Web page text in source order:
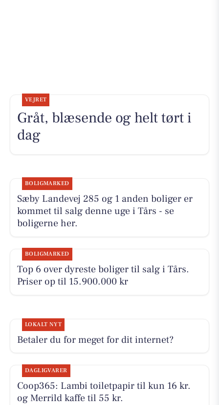
VEJRET
Gråt, blæsende og helt tørt i
dag
BOLIGMARKED
Sæby Landevej 285 og 1 anden boliger er
kommet til salg denne uge i Tårs - se
boligerne her.
BOLIGMARKED
Top 6 over dyreste boliger til salg i Tårs.
Priser op til 15.900.000 kr
LOKALT NYT
Betaler du for meget for dit internet?
DAGLIGVARER
Coop365: Lambi toiletpapir til kun 16 kr.
og Merrild kaffe til 55 kr.